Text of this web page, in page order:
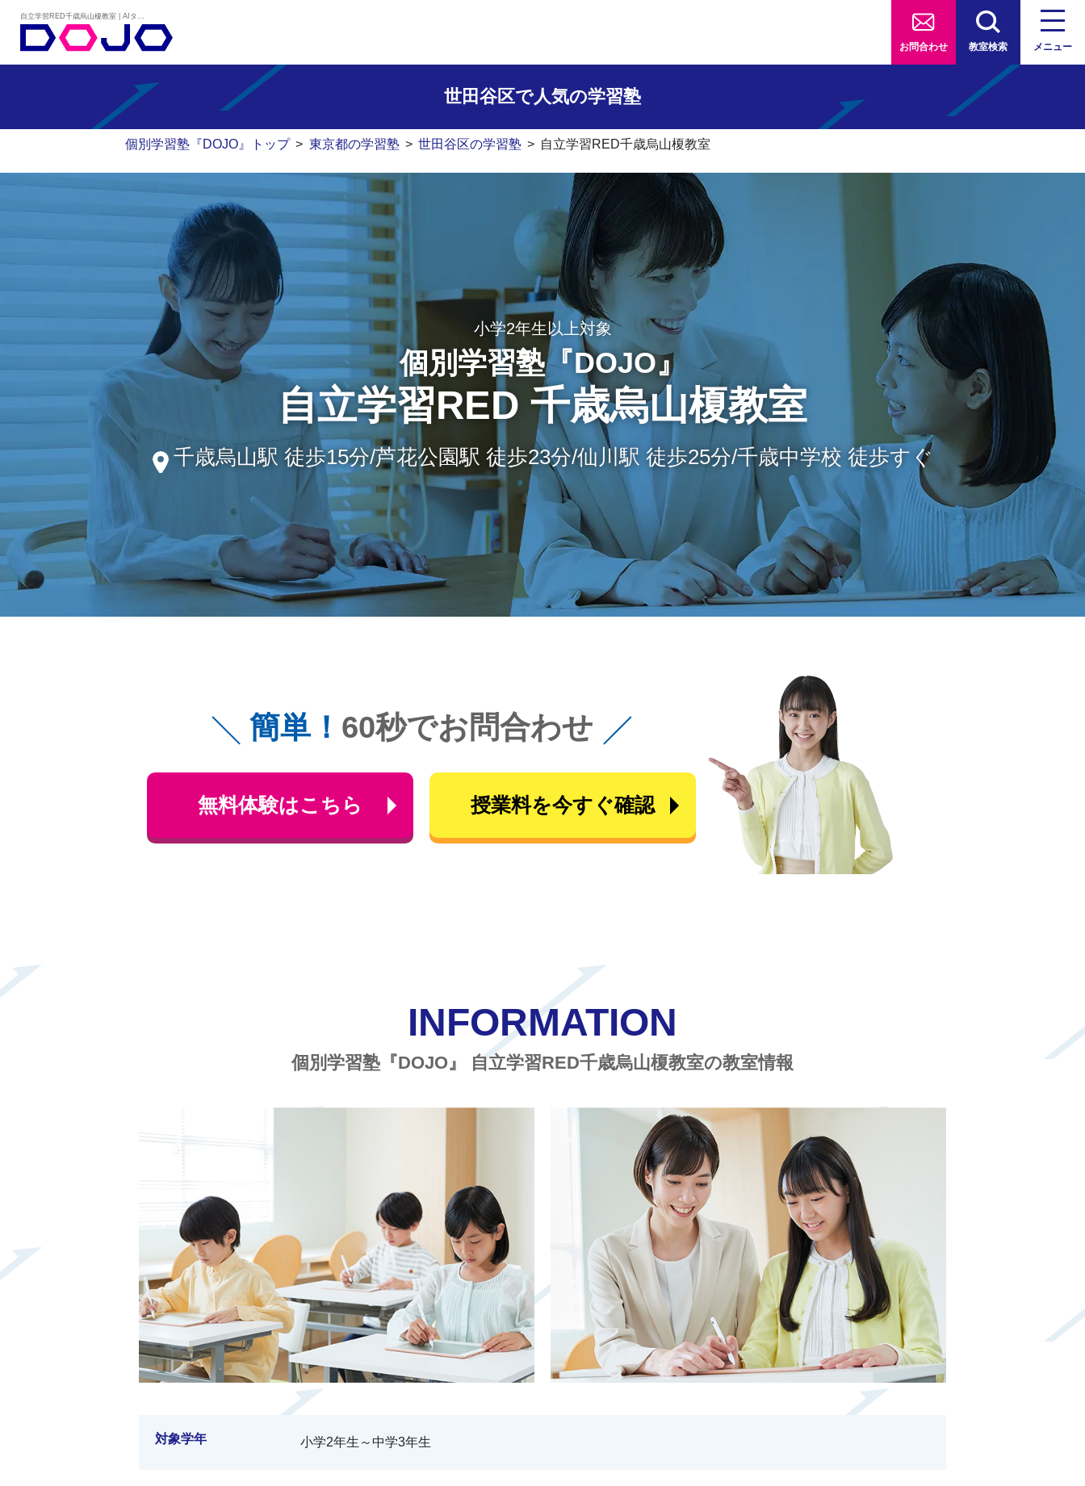
お問合わせ 教室検索 メニュー
世田谷区で人気の学習塾
個別学習塾『DOJO』トップ > 東京都の学習塾 > 世田谷区の学習塾 > 自立学習RED千歳烏山榎教室
小学2年生以上対象
個別学習塾『DOJO』
自立学習RED 千歳烏山榎教室
千歳烏山駅 徒歩15分/芦花公園駅 徒歩23分/仙川駅 徒歩25分/千歳中学校 徒歩すぐ
簡単！ 60秒でお問合わせ
無料体験はこちら 授業料を今すぐ確認
INFORMATION
個別学習塾『DOJO』 自立学習RED千歳烏山榎教室の教室情報
対象学年 小学2年生～中学3年生